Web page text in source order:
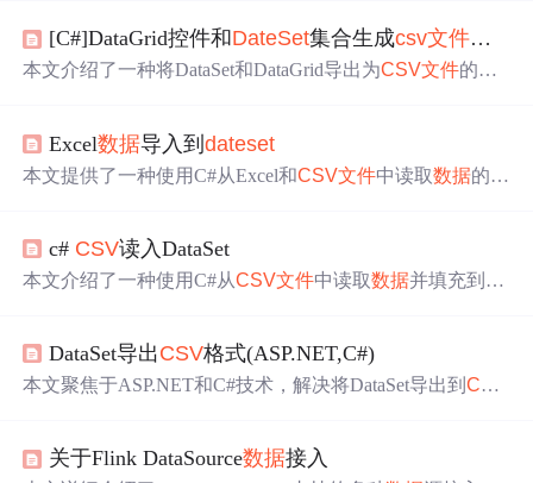
[C#]DataGrid控件和DateSet集合生成csv文件的代
本文介绍了一种将DataSet和DataGrid导出为CSV文件的方
Excel数据导入到dateset
本文提供了一种使用C#从Excel和CSV文件中读取数据的方
出到Excel。
c# CSV读入DataSet
本文介绍了一种使用C#从CSV文件中读取数据并填充到Da
DataSet导出CSV格式(ASP.NET,C#)
本文聚焦于ASP.NET和C#技术，解决将DataSet导出到CSV
DataSet中需导出列的方法及相关代码，并提供了使用示
关于Flink DataSource数据接入